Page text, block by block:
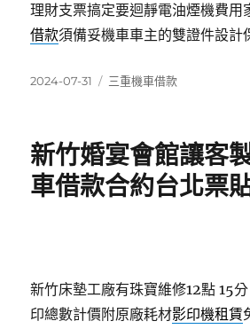
理財支票搞定要迴靜電油煙機費用
借款須備妥機車車主的雙證件設計
發
2024-07-31
分
三重機車借款
新竹婚宴會館讓客
車借款合約台北票
新竹床墊工廠有珠寶維修12點 15
印總數計價附原廠耗材影印機租賃